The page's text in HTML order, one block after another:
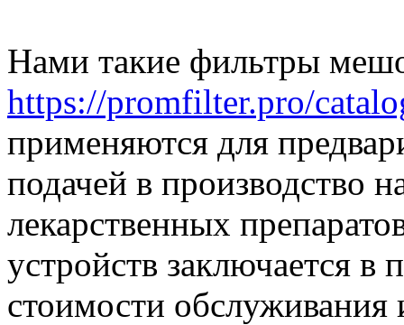
Нами такие фильтры
https://promfilter.pro/
применяются для
подачей в производство
лекарственных
устройств заключается в
стоимости